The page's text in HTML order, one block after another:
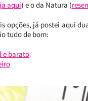
aqui) e o da Natura (
opções, já postei aqui
tudo de bom:
e barato